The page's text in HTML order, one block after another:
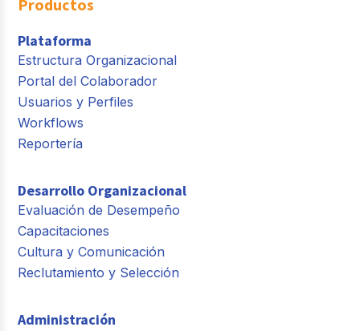
Productos
Plataforma
Estructura Organizacional
Portal del Colaborador
Usuarios y Perfiles
Workflows
Reportería
Desarrollo Organizacional
Evaluación de Desempeño
Capacitaciones
Cultura y Comunicación
Reclutamiento y Selección
Administración